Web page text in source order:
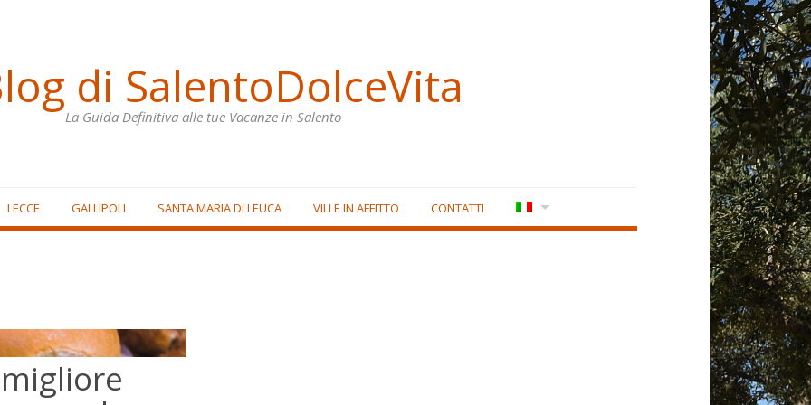
di SalentoDolceVita
La Guida Definitiva alle tue Vacanze in Salento
LECCE GALLIPOLI SANTA MARIA DI LEUCA VILLE IN AFFITTO CONTATTI